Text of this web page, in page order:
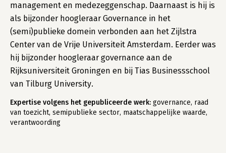
management en medezeggenschap. Daarnaast is hij is
als bijzonder hoogleraar Governance in het
(semi)publieke domein verbonden aan het Zijlstra
Center van de Vrije Universiteit Amsterdam. Eerder was
hij bijzonder hoogleraar governance aan de
Rijksuniversiteit Groningen en bij Tias Businessschool
van Tilburg University.
Expertise volgens het gepubliceerde werk: governance, raad
van toezicht, semipublieke sector, maatschappelijke waarde,
verantwoording